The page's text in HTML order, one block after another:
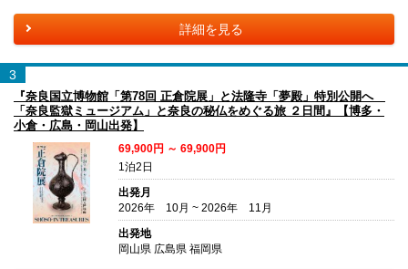
詳細を見る
3
『奈良国立博物館「第78回 正倉院展」と法隆寺「夢殿」特別公開へ
「奈良監獄ミュージアム」と奈良の秘仏をめぐる旅 ２日間』【博多・
小倉・広島・岡山出発】
69,900円 ～ 69,900円
1泊2日
出発月
2026年 10月 ~ 2026年 11月
出発地
岡山県 広島県 福岡県